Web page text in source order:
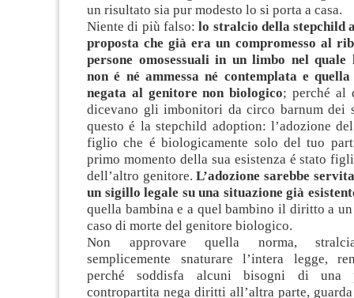
un risultato sia pur modesto lo si porta a casa.
Niente di più falso:lo stralcio della stepchild
proposta che già era un compromesso al
persone omosessuali in un limbo nel
non é né ammessa né contemplata e
negata al genitore non biologico; perché al
dicevano gli imbonitori da circo barnum dei
questo é la stepchild adoption: l’adozione
figlio che é biologicamente solo del tuo
primo momento della sua esistenza é stato
dell’altro genitore.L’adozione sarebbe
un sigillo legale su una situazione già
quella bambina e a quel bambino il diritto a
caso di morte del genitore biologico.
Non approvare quella norma,
semplicemente snaturare l’intera legge,
perché soddisfa alcuni bisogni di una
contropartita nega diritti all’altra parte,